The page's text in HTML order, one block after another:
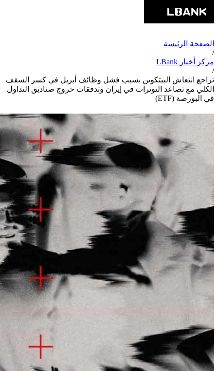
الصفحة الرئيسة
/
مركز أخبار LBank
/
تراجع انتعاش البيتكوين بسبب فشل وظائف أبريل في كسر السقف
الكلي مع تصاعد التوترات في إيران وتدفقات خروج صناديق التداول
في البورصة (ETF)